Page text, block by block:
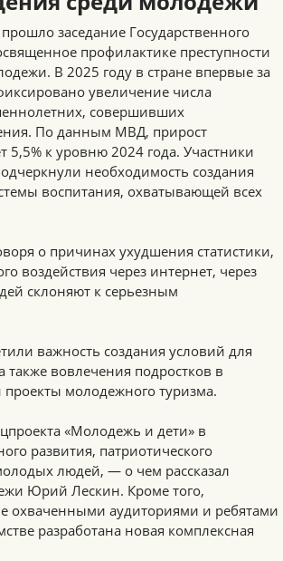
заседание Государственного
профилактике преступности
В 2025 году в стране впервые за
увеличение числа
совершивших
По данным МВД, прирост
5,5% к уровню 2024 года. Участники
необходимость создания
воспитания, охватывающей всех
о причинах ухудшения статистики,
воздействия через интернет, через
склоняют к серьезным
важность создания условий для
также вовлечения подростков в
проекты молодежного туризма.
«Молодежь и дети» в
развития, патриотического
людей, — о чем рассказал
Юрий Лескин. Кроме того,
охваченными аудиториями и ребятами
разработана новая комплексная